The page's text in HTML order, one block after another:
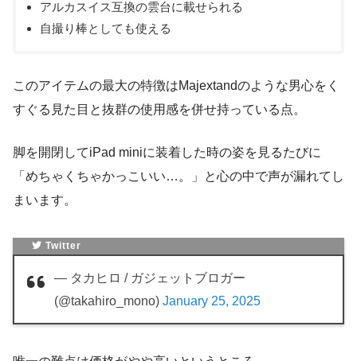
アルカスイス互換の雲台に載せられる
自撮り棒としても使える
このアイテムの最大の特徴はMajextandのような男心をく
すぐる見た目と抜群の使用感を併せ持っている点。
脚を開閉してiPad miniに装着した時の姿を見るたびに
「めちゃくちゃかっこいい…。」と心の中で声が漏れてし
まいます。
Twitter
— タカヒロ / ガジェットブロガー
(@takahiro_mono) January 25, 2025